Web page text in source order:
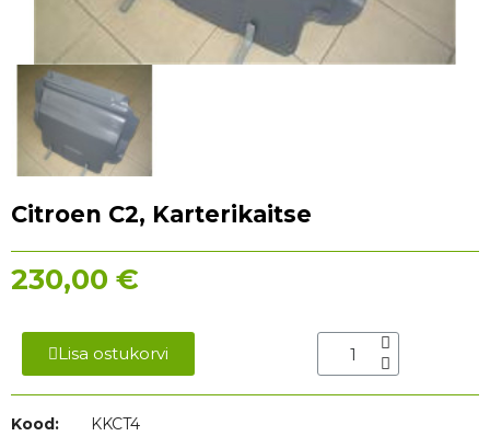
Citroen C2, Karterikaitse
230,00 €
Lisa ostukorvi
Kood:
KKCT4